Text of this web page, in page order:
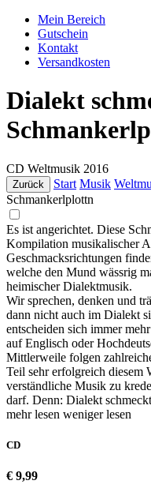
Mein Bereich
Gutschein
Kontakt
Versandkosten
Dialekt
CD Weltmusik 2016
Zurück Start Musik
Schmankerlplottn
Es ist angerichtet. Diese
Kompilation musikalischer
Geschmacksrichtungen
welche den Mund wässrig
heimischer Dialektmusik.
Wir sprechen, denken und
dann nicht auch im Dialekt
entscheiden sich immer
auf Englisch oder
Mittlerweile folgen
Teil sehr erfolgreich diesem
verständliche Musik zu
darf. Denn: Dialekt
mehr lesen weniger lesen
CD
€ 9,99